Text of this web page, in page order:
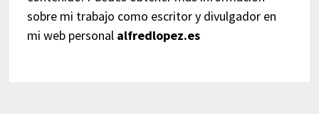
sobre mi trabajo como escritor y divulgador en
mi web personal alfredlopez.es